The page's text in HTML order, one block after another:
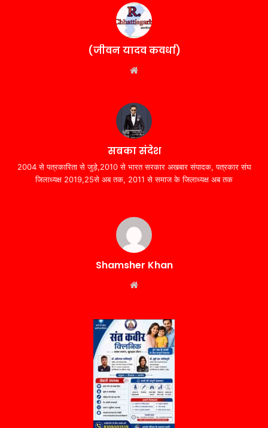
(जीवन यादव कवर्धा)
सबका संदेश
2004 से पत्रकारिता से जुड़े,2010 से भारत सरकार अखबार संपादक, पत्रकार संघ
जिलाध्यक्ष 2019,25से अब तक, 2011 से समाज के जिलाध्यक्ष अब तक
Shamsher Khan